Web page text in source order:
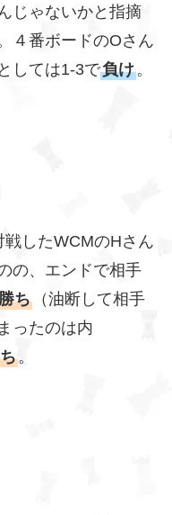
じゃないかと指摘
４番ボードのOさん
しては1-3で負け。
したWCMのHさん
の、エンドで相手
ち（油断して相手
ったのは内
。